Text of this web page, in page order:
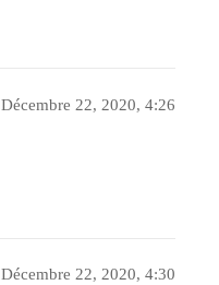
Décembre 22, 2020, 4:26
Décembre 22, 2020, 4:30